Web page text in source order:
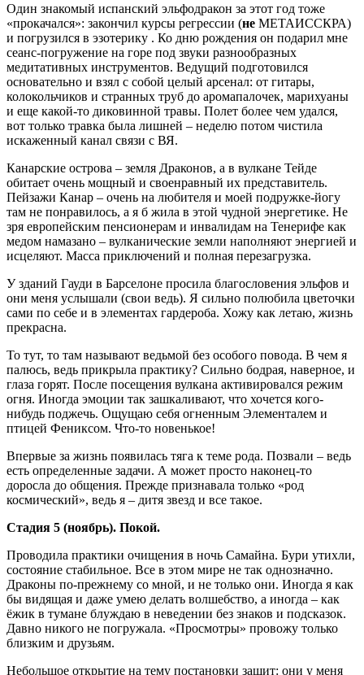
Один знакомый испанский эльфодракон за этот год тоже
«прокачался»: закончил курсы регрессии (не МЕТАИССКРА)
и погрузился в эзотерику . Ко дню рождения он подарил мне
сеанс-погружение на горе под звуки разнообразных
медитативных инструментов. Ведущий подготовился
основательно и взял с собой целый арсенал: от гитары,
колокольчиков и странных труб до аромапалочек, марихуаны
и еще какой-то диковинной травы. Полет более чем удался,
вот только травка была лишней – неделю потом чистила
искаженный канал связи с ВЯ.
Канарские острова – земля Драконов, а в вулкане Тейде
обитает очень мощный и своенравный их представитель.
Пейзажи Канар – очень на любителя и моей подружке-йогу
там не понравилось, а я б жила в этой чудной энергетике. Не
зря европейским пенсионерам и инвалидам на Тенерифе как
медом намазано – вулканические земли наполняют энергией и
исцеляют. Масса приключений и полная перезагрузка.
У зданий Гауди в Барселоне просила благословения эльфов и
они меня услышали (свои ведь). Я сильно полюбила цветочки
сами по себе и в элементах гардероба. Хожу как летаю, жизнь
прекрасна.
То тут, то там называют ведьмой без особого повода. В чем я
палюсь, ведь прикрыла практику? Сильно бодрая, наверное, и
глаза горят. После посещения вулкана активировался режим
огня. Иногда эмоции так зашкаливают, что хочется кого-
нибудь поджечь. Ощущаю себя огненным Элементалем и
птицей Фениксом. Что-то новенькое!
Впервые за жизнь появилась тяга к теме рода. Позвали – ведь
есть определенные задачи. А может просто наконец-то
доросла до общения. Прежде признавала только «род
космический», ведь я – дитя звезд и все такое.
Стадия 5 (ноябрь). Покой.
Проводила практики очищения в ночь Самайна. Бури утихли,
состояние стабильное. Все в этом мире не так однозначно.
Драконы по-прежнему со мной, и не только они. Иногда я как
бы видящая и даже умею делать волшебство, а иногда – как
ёжик в тумане блуждаю в неведении без знаков и подсказок.
Давно никого не погружала. «Просмотры» провожу только
близким и друзьям.
Небольшое открытие на тему постановки защит: они у меня